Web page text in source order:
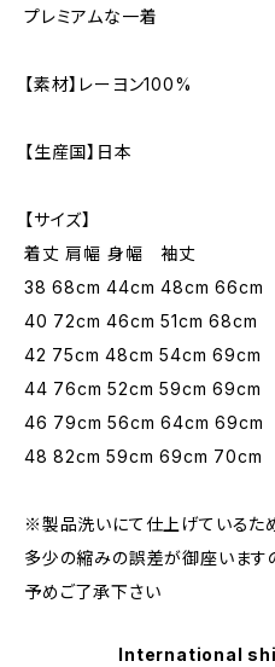
プレミアムな一着
【素材】レーヨン100%
【生産国】日本
【サイズ】
着丈 肩幅 身幅 袖丈
38 68cm 44cm 48cm 66cm
40 72cm 46cm 51cm 68cm
42 75cm 48cm 54cm 69cm
44 76cm 52cm 59cm 69cm
46 79cm 56cm 64cm 69cm
48 82cm 59cm 69cm 70cm
※製品洗いにて仕上げているた
多少の縮みの誤差が御座います
予めご了承下さい
International